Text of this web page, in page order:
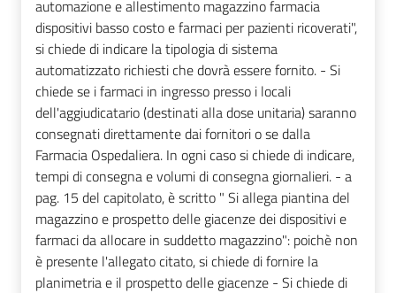
automazione e allestimento magazzino farmacia
dispositivi basso costo e farmaci per pazienti ricoverati",
si chiede di indicare la tipologia di sistema
automatizzato richiesti che dovrà essere fornito. - Si
chiede se i farmaci in ingresso presso i locali
dell'aggiudicatario (destinati alla dose unitaria) saranno
consegnati direttamente dai fornitori o se dalla
Farmacia Ospedaliera. In ogni caso si chiede di indicare,
tempi di consegna e volumi di consegna giornalieri. - a
pag. 15 del capitolato, è scritto " Si allega piantina del
magazzino e prospetto delle giacenze dei dispositivi e
farmaci da allocare in suddetto magazzino": poichè non
è presente l'allegato citato, si chiede di fornire la
planimetria e il prospetto delle giacenze - Si chiede di